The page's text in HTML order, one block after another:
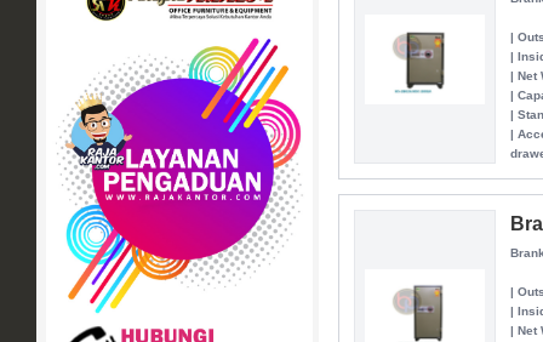
Movitex
Paper Cutter
Partisi Kantor
Promo
+ Rak Serbaguna
+ Ranjang Besi
+ Sofa Kantor
+ Springbed
White Board / Papan Tulis
|
|
| Net
|
|
|
|
|
| Net